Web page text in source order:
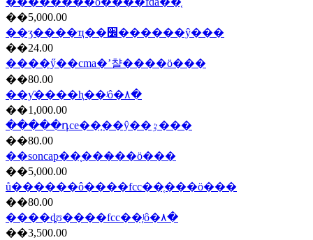
��5,000.00
��ʒ����ҵ��׼������ŷ���
��24.00
����ӳ��cma�ʼ챨����ö���
��80.00
��ƴ����ⱨ��ʲô�۸�
��1,000.00
�����դce��֤��ŷ��ٷ���
��80.00
��soncap��֤���̷��ö���
��5,000.00
ů������ô����fcc��֤���ö���
��80.00
����ȡʊ����fcc��֤ʲô�۸�
��3,500.00